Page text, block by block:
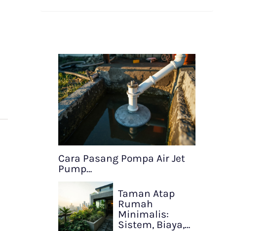
Cara Pasang Pompa Air Jet
Pump…
Taman Atap
Rumah
Minimalis:
Sistem, Biaya,…